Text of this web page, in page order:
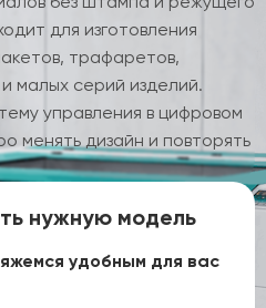
для изготовления
трафаретов,
малых серий изделий.
управления в цифровом
менять дизайн и повторять
нужную модель
удобным для вас